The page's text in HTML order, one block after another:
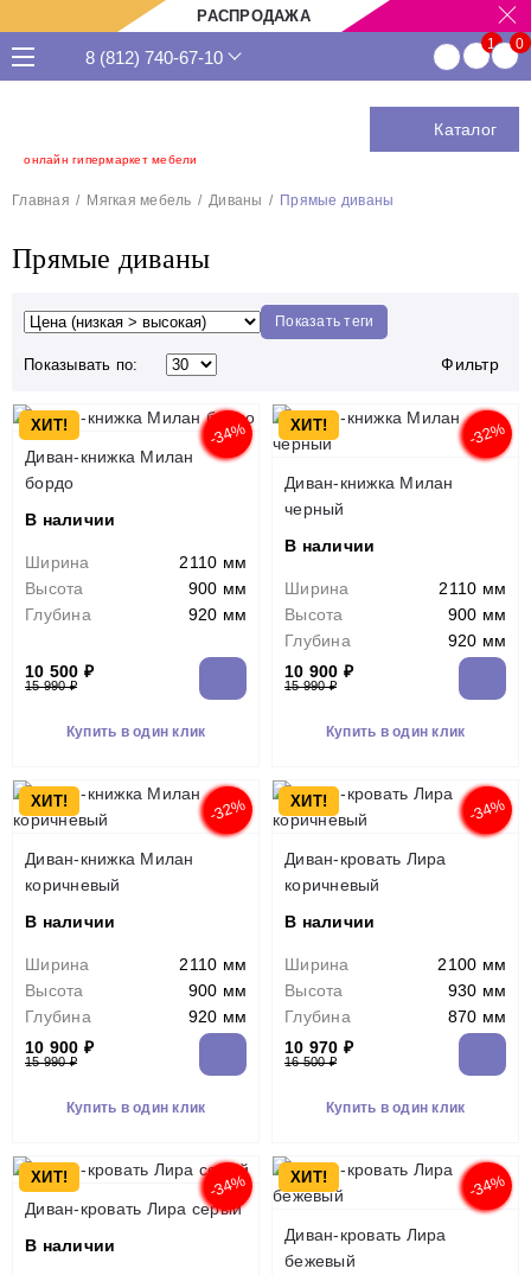
РАСПРОДАЖА
онлайн гипермаркет мебели
8 (812) 740-67-10
Каталог
Главная Мягкая мебель Диваны Прямые диваны
Прямые диваны
Показать теги
Показывать по: Фильтр
ХИТ! -34%
Диван-книжка Милан
бордо
В наличии
Ширина
2110 мм
Высота
900 мм
Глубина
920 мм
10 500 ₽
15 990 ₽
Купить в один клик
ХИТ! -32%
Диван-книжка Милан
черный
В наличии
Ширина
2110 мм
Высота
900 мм
Глубина
920 мм
10 900 ₽
15 990 ₽
Купить в один клик
ХИТ! -32%
Диван-книжка Милан
коричневый
В наличии
Ширина
2110 мм
Высота
900 мм
Глубина
920 мм
10 900 ₽
15 990 ₽
Купить в один клик
ХИТ! -34%
Диван-кровать Лира
коричневый
В наличии
Ширина
2100 мм
Высота
930 мм
Глубина
870 мм
10 970 ₽
16 500 ₽
Купить в один клик
ХИТ! -34%
Диван-кровать Лира серый
В наличии
ХИТ! -34%
Диван-кровать Лира
бежевый